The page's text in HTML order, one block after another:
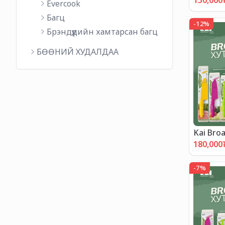
Evercook
Багц
Брэндүүдийн хамтарсан багц
БӨӨНИЙ ХУДАЛДАА
-12%
Kai
180,000
-7%